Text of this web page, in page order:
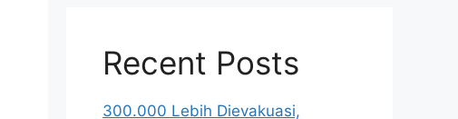
Recent Posts
300.000 Lebih Dievakuasi,